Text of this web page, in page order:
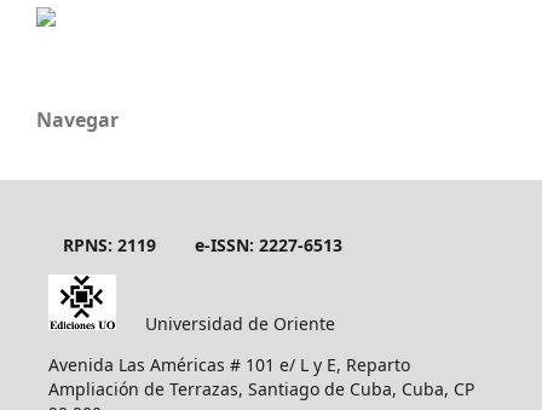
Navegar
RPNS: 2119 e-ISSN: 2227-6513
Universidad de Oriente
Avenida Las Américas # 101 e/ L y E, Reparto
Ampliación de Terrazas, Santiago de Cuba, Cuba, CP